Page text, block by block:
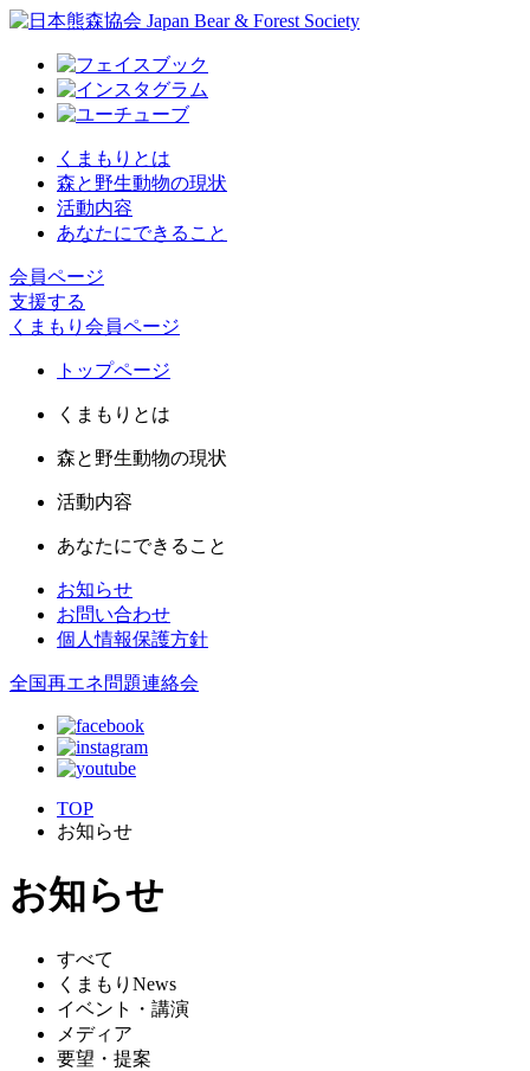
くまもりとは
森と野生動物の現状
活動内容
あなたにできること
会員ページ
支援する
くまもり会員ページ
トップページ
くまもりとは
森と野生動物の現状
活動内容
あなたにできること
お知らせ
お問い合わせ
個人情報保護方針
全国再エネ問題連絡会
TOP
お知らせ
お知らせ
すべて
くまもりNews
イベント・講演
メディア
要望・提案